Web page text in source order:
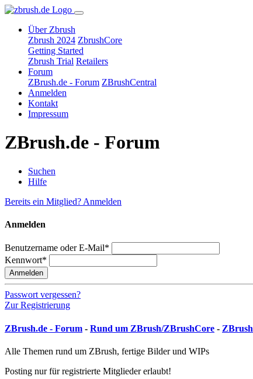
Über Zbrush
Zbrush 2024 ZbrushCore
Getting Started
Zbrush Trial Retailers
Forum
ZBrush.de - Forum ZBrushCentral
Anmelden
Kontakt
Impressum
ZBrush.de - Forum
Suchen
Hilfe
Bereits ein Mitglied? Anmelden
Anmelden
Benutzername oder E-Mail*
Kennwort*
Anmelden
Passwort vergessen?
Zur Registrierung
ZBrush.de - Forum - Rund um ZBrush/ZBrushCore - ZBrush
Alle Themen rund um ZBrush, fertige Bilder und WIPs
Posting nur für registrierte Mitglieder erlaubt!